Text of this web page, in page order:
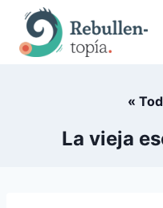
Saltar
contenido
«
La vieja